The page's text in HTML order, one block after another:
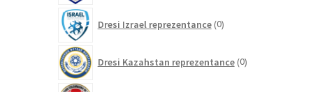
Dresi Izrael reprezentance 0izdelkov
Dresi Kazahstan reprezentance 0izdelkov